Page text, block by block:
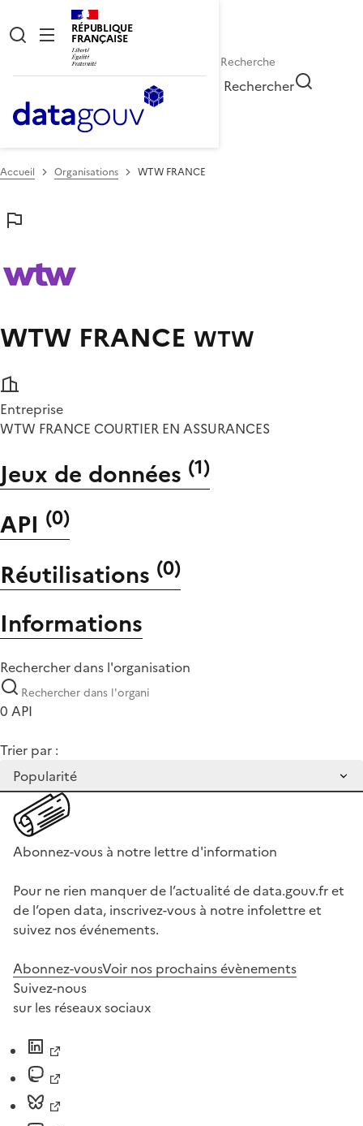
RÉPUBLIQUE
FRANÇAISE
Rechercher
Accueil Organisations WTW FRANCE
WTW FRANCE WTW
Entreprise
WTW FRANCE COURTIER EN ASSURANCES
Jeux de données (1)
API (0)
Réutilisations (0)
Informations
Rechercher dans l'organisation
0 API
Trier par :
Abonnez-vous à notre lettre d'information
Pour ne rien manquer de l’actualité de data.gouv.fr et
de l’open data, inscrivez-vous à notre infolettre et
suivez nos événements.
Abonnez-vousVoir nos prochains évènements
Suivez-nous
sur les réseaux sociaux